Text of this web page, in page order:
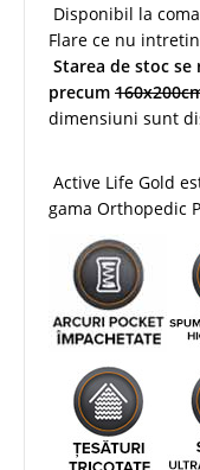
Disponibil la
Flare ce nu
Starea de stoc
precum
dimensiuni sunt
Active Life Gold
gama Orthopedic